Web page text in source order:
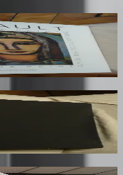
2
Immagine